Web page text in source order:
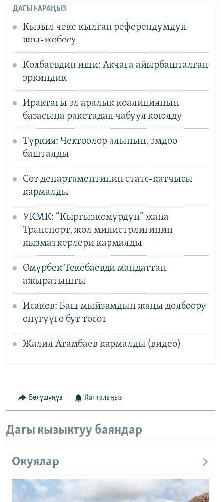
ДАГЫ КАРАҢЫЗ
Кызыл чеке кылган референдумдун
жол-жобосу
Көлбаевдин иши: Акчага айырбашталган
эркиндик
Ирактагы эл аралык коалициянын
базасына ракетадан чабуул коюлду
Түркия: Чектөөлөр алынып, эмдөө
башталды
Сот департаментинин статс-катчысы
кармалды
УКМК: “Кыргызкөмүрдүн” жана
Транспорт, жол министрлигинин
кызматкерлери кармалды
Өмүрбек Текебаевди мандаттан
ажыратышты
Исаков: Баш мыйзамдын жаңы долбоору
өнүгүүгө бут тосот
Жалил Атамбаев кармалды (видео)
Бөлүшүңүз Катталыңыз
Дагы кызыктуу баяндар
Окуялар